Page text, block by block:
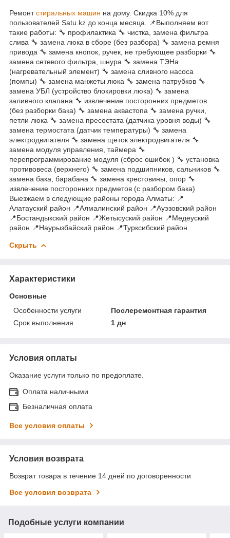
Ремонтстиральных машин на дому. Скидка 10% для
пользователей Satu.kz до конца месяца. 📌Выполняем вот
такие работы: 🔧 профилактика 🔧 чистка, замена фильтра
слива 🔧 замена люка в сборе (без разбора) 🔧 замена ремня
привода 🔧 замена кнопок, ручек, не требующее разборки 🔧
замена сетевого фильтра, шнура 🔧 замена ТЭНа
(нагревательный элемент) 🔧 замена сливного насоса
(помпы) 🔧 замена манжеты люка 🔧 замена патрубков 🔧
замена УБЛ (устройство блокировки люка) 🔧 замена
заливного клапана 🔧 извлечение посторонних предметов
(без разборки бака) 🔧 замена аквастопа 🔧 замена ручки,
петли люка 🔧 замена пресостата (датчика уровня воды) 🔧
замена термостата (датчик температуры) 🔧 замена
электродвигателя 🔧 замена щеток электродвигателя 🔧
замена модуля управления, таймера 🔧
перепрограммирование модуля (сброс ошибок ) 🔧 установка
противовеса (верхнего) 🔧 замена подшипников, сальников 🔧
замена бака, барабана 🔧 замена крестовины, опор 🔧
извлечение посторонних предметов (с разбором бака)
Выезжаем в следующие районы города Алматы: 📍
Алатауский район 📍Алмалинский район 📍Ауэзовский район
📍Бостандыкский район 📍Жетысуский район 📍Медеуский
район 📍Наурызбайский район 📍Турксибский район
Скрыть
Характеристики
Основные
Особенности услуги
Послеремонтная гарантия
Срок выполнения
1 дн
Условия оплаты
Оказание услуги только по предоплате.
Оплата наличными
Безналичная оплата
Все условия оплаты
Условия возврата
Возврат товара в течение 14 дней по договоренности
Все условия возврата
Подобные услуги компании